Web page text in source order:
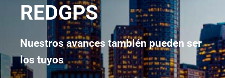
REDGPS
Nuestros avances también pueden ser
los tuyos